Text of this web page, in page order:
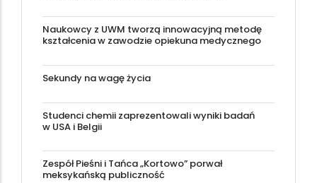
Naukowcy z UWM tworzą innowacyjną metodę
kształcenia w zawodzie opiekuna medycznego
Sekundy na wagę życia
Studenci chemii zaprezentowali wyniki badań
w USA i Belgii
Zespół Pieśni i Tańca „Kortowo” porwał
meksykańską publiczność